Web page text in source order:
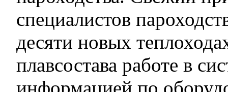
специалистов
десяти новых
плавсостава работе в
информацией по